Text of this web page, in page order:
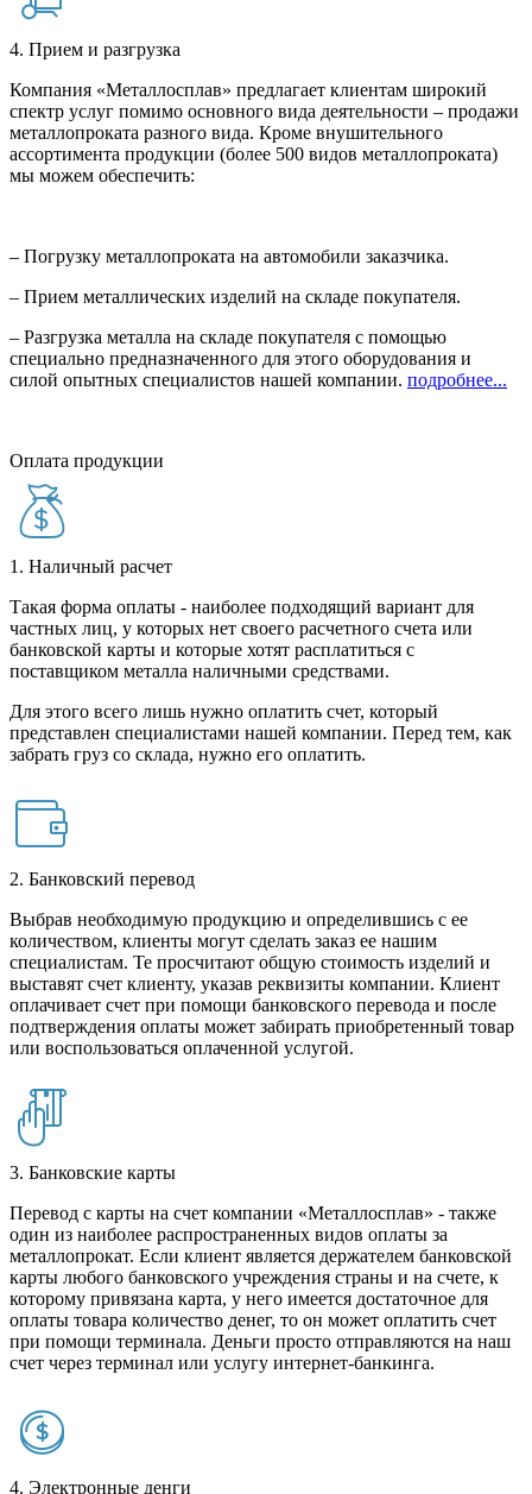
4. Прием и разгрузка
Компания «Металлосплав» предлагает клиентам широкий
спектр услуг помимо основного вида деятельности – продажи
металлопроката разного вида. Кроме внушительного
ассортимента продукции (более 500 видов металлопроката)
мы можем обеспечить:
– Погрузку металлопроката на автомобили заказчика.
– Прием металлических изделий на складе покупателя.
– Разгрузка металла на складе покупателя с помощью
специально предназначенного для этого оборудования и
силой опытных специалистов нашей компании. подробнее...
Оплата продукции
1. Наличный расчет
Такая форма оплаты - наиболее подходящий вариант для
частных лиц, у которых нет своего расчетного счета или
банковской карты и которые хотят расплатиться с
поставщиком металла наличными средствами.
Для этого всего лишь нужно оплатить счет, который
представлен специалистами нашей компании. Перед тем, как
забрать груз со склада, нужно его оплатить.
2. Банковский перевод
Выбрав необходимую продукцию и определившись с ее
количеством, клиенты могут сделать заказ ее нашим
специалистам. Те просчитают общую стоимость изделий и
выставят счет клиенту, указав реквизиты компании. Клиент
оплачивает счет при помощи банковского перевода и после
подтверждения оплаты может забирать приобретенный товар
или воспользоваться оплаченной услугой.
3. Банковские карты
Перевод с карты на счет компании «Металлосплав» - также
один из наиболее распространенных видов оплаты за
металлопрокат. Если клиент является держателем банковской
карты любого банковского учреждения страны и на счете, к
которому привязана карта, у него имеется достаточное для
оплаты товара количество денег, то он может оплатить счет
при помощи терминала. Деньги просто отправляются на наш
счет через терминал или услугу интернет-банкинга.
4. Электронные денги